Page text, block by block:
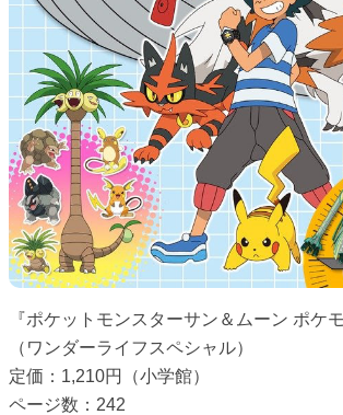
『ポケットモンスターサン＆ムーン ポケ
（ワンダーライフスペシャル）
定価：1,210円（小学館）
ページ数：242